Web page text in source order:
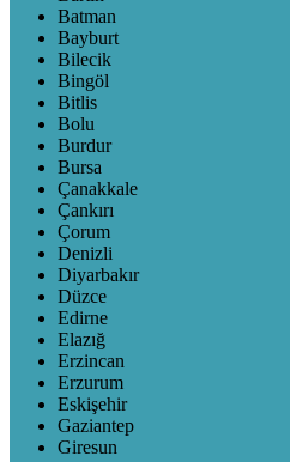
Batman
Bayburt
Bilecik
Bingöl
Bitlis
Bolu
Burdur
Bursa
Çanakkale
Çankırı
Çorum
Denizli
Diyarbakır
Düzce
Edirne
Elazığ
Erzincan
Erzurum
Eskişehir
Gaziantep
Giresun